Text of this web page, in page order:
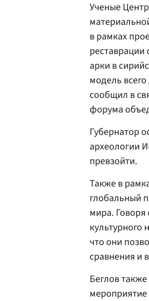
Ученые
в рамках
реставрации
арки в
модель
сообщил в
форума
Губернатор
археологии
превзойти.
Также в
глобальный
мира.
культурного
что они
сравнения и
Беглов